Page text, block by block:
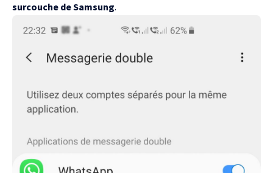
surcouche de Samsung.